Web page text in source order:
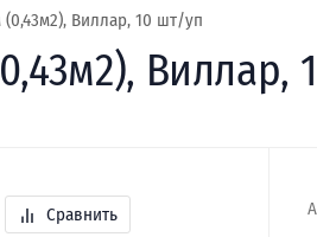
Виллар, 10 шт/уп
Виллар,
Сравнить